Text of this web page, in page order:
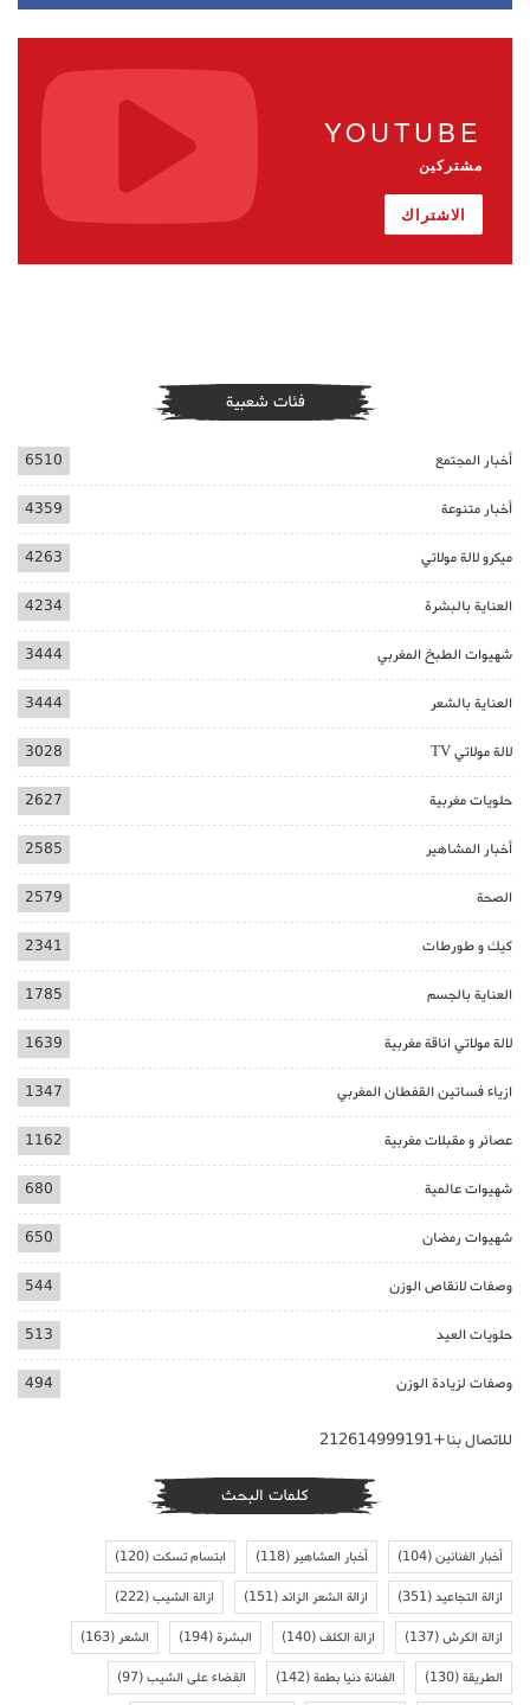
YOUTUBE
مشتركين
الاشتراك
فئات شعبية
أخبار المجتمع 6510
أخبار متنوعة 4359
ميكرو لالة مولاتي 4263
العناية بالبشرة 4234
شهيوات الطبخ المغربي 3444
العناية بالشعر 3444
لالة مولاتي TV 3028
حلويات مغربية 2627
أخبار المشاهير 2585
الصحة 2579
كيك و طورطات 2341
العناية بالجسم 1785
لالة مولاتي اناقة مغربية 1639
ازياء فساتين القفطان المغربي 1347
عصائر و مقبلات مغربية 1162
شهيوات عالمية 680
شهيوات رمضان 650
وصفات لانقاص الوزن 544
حلويات العيد 513
وصفات لزيادة الوزن 494
للاتصال بنا+212614999191
كلمات البحث
أخبار الفنانين(104) أخبار المشاهير(118) ابتسام تسكت(120)
ازالة التجاعيد(351) ازالة الشعر الزائد(151) ازالة الشيب(222)
ازالة الكرش(137) ازالة الكلف(140) البشرة(194) الشعر(163)
الطريقة(130) الفنانة دنيا بطمة(142) القضاء على الشيب(97)